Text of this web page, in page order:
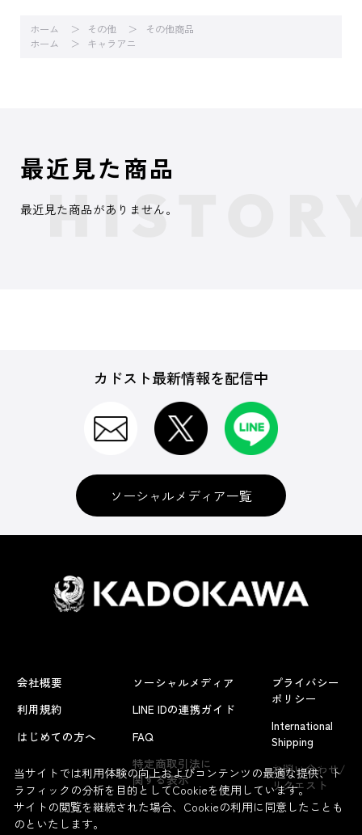
ホーム その他
その他商品
ホーム
キャラアニ
よくあるお問い合わせ
最近見た商品
最近見た商品がありません。
カドスト最新情報を配信中
ソーシャルメディア一覧
会社概要
利用規約
はじめての方へ
ソーシャルメディア
LINE IDの連携ガイド
FAQ
特定商取引法に
関する表示
プライバシー
ポリシー
International
Shipping
お問い合わせ/
リクエスト
当サイトでは利用体験の向上およびコンテンツの最適な提供、ト
ラフィックの分析を目的としてCookieを使用しています。
サイトの閲覧を継続された場合、Cookieの利用に同意したことも
のといたします。